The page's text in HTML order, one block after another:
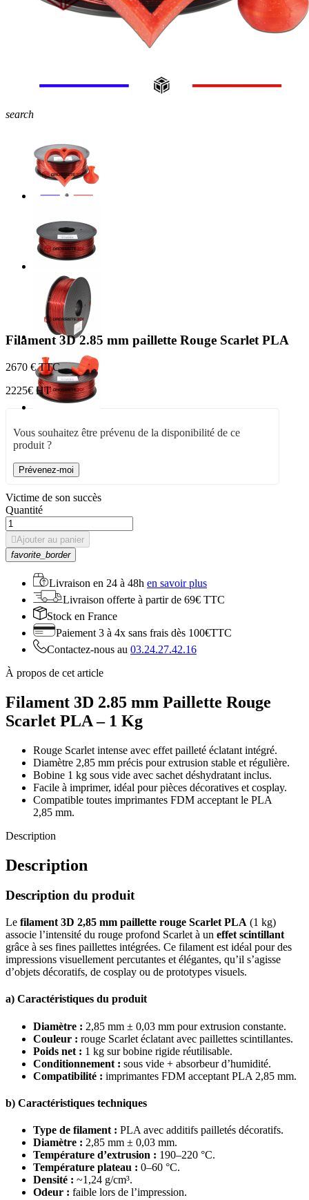
search
Filament 3D 2.85 mm paillette Rouge Scarlet PLA
2670 € TTC
2225€ HT
Vous souhaitez être prévenu de la disponibilité de ce
produit ?
Prévenez-moi
Victime de son succès
Quantité
Ajouter au panier
favorite_border
Livraison en 24 à 48h en savoir plus
Livraison offerte à partir de 69€ TTC
Stock en France
Paiement 3 à 4x sans frais dès 100€TTC
Contactez-nous au 03.24.27.42.16
À propos de cet article
Filament 3D 2.85 mm Paillette Rouge
Scarlet PLA – 1 Kg
Rouge Scarlet intense avec effet pailleté éclatant intégré.
Diamètre 2,85 mm précis pour extrusion stable et régulière.
Bobine 1 kg sous vide avec sachet déshydratant inclus.
Facile à imprimer, idéal pour pièces décoratives et cosplay.
Compatible toutes imprimantes FDM acceptant le PLA
2,85 mm.
Description
Description
Description du produit
Le filament 3D 2,85 mm paillette rouge Scarlet PLA (1 kg)
associe l’intensité du rouge profond Scarlet à un effet scintillant
grâce à ses fines paillettes intégrées. Ce filament est idéal pour des
impressions visuellement percutantes et élégantes, qu’il s’agisse
d’objets décoratifs, de cosplay ou de prototypes visuels.
a) Caractéristiques du produit
Diamètre : 2,85 mm ± 0,03 mm pour extrusion constante.
Couleur : rouge Scarlet éclatant avec paillettes scintillantes.
Poids net : 1 kg sur bobine rigide réutilisable.
Conditionnement : sous vide + absorbeur d’humidité.
Compatibilité : imprimantes FDM acceptant PLA 2,85 mm.
b) Caractéristiques techniques
Type de filament : PLA avec additifs pailletés décoratifs.
Diamètre : 2,85 mm ± 0,03 mm.
Température d’extrusion : 190–220 °C.
Température plateau : 0–60 °C.
Densité : ~1,24 g/cm³.
Odeur : faible lors de l’impression.